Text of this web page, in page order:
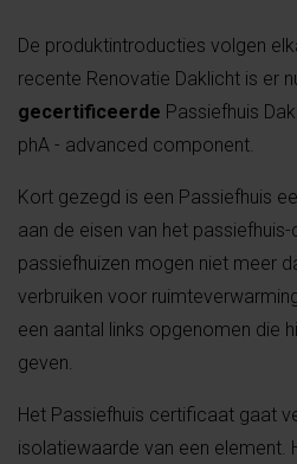
De produktintroducties volgen
recente Renovatie Daklicht is er
gecertificeerde Passiefhuis
phA - advanced component.
Kort gezegd is een Passiefhuis
aan de eisen van het
passiefhuizen mogen niet meer
verbruiken voor
een aantal links opgenomen die
geven.
Het Passiefhuis certificaat gaat
isolatiewaarde van een element.